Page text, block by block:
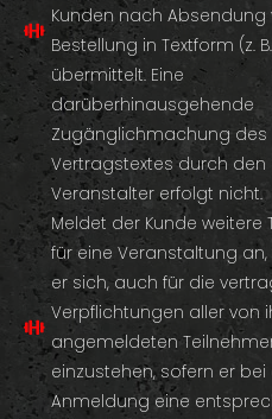
Kunden nach Absendung
Bestellung in Textform (z.
übermittelt. Eine
darüberhinausgehende
Zugänglichmachung des
Vertragstextes durch den
Veranstalter erfolgt nicht.
Meldet der Kunde weitere
für eine Veranstaltung
er sich, auch für die
Verpflichtungen aller von
angemeldeten
einzustehen, sofern er bei
Anmeldung eine